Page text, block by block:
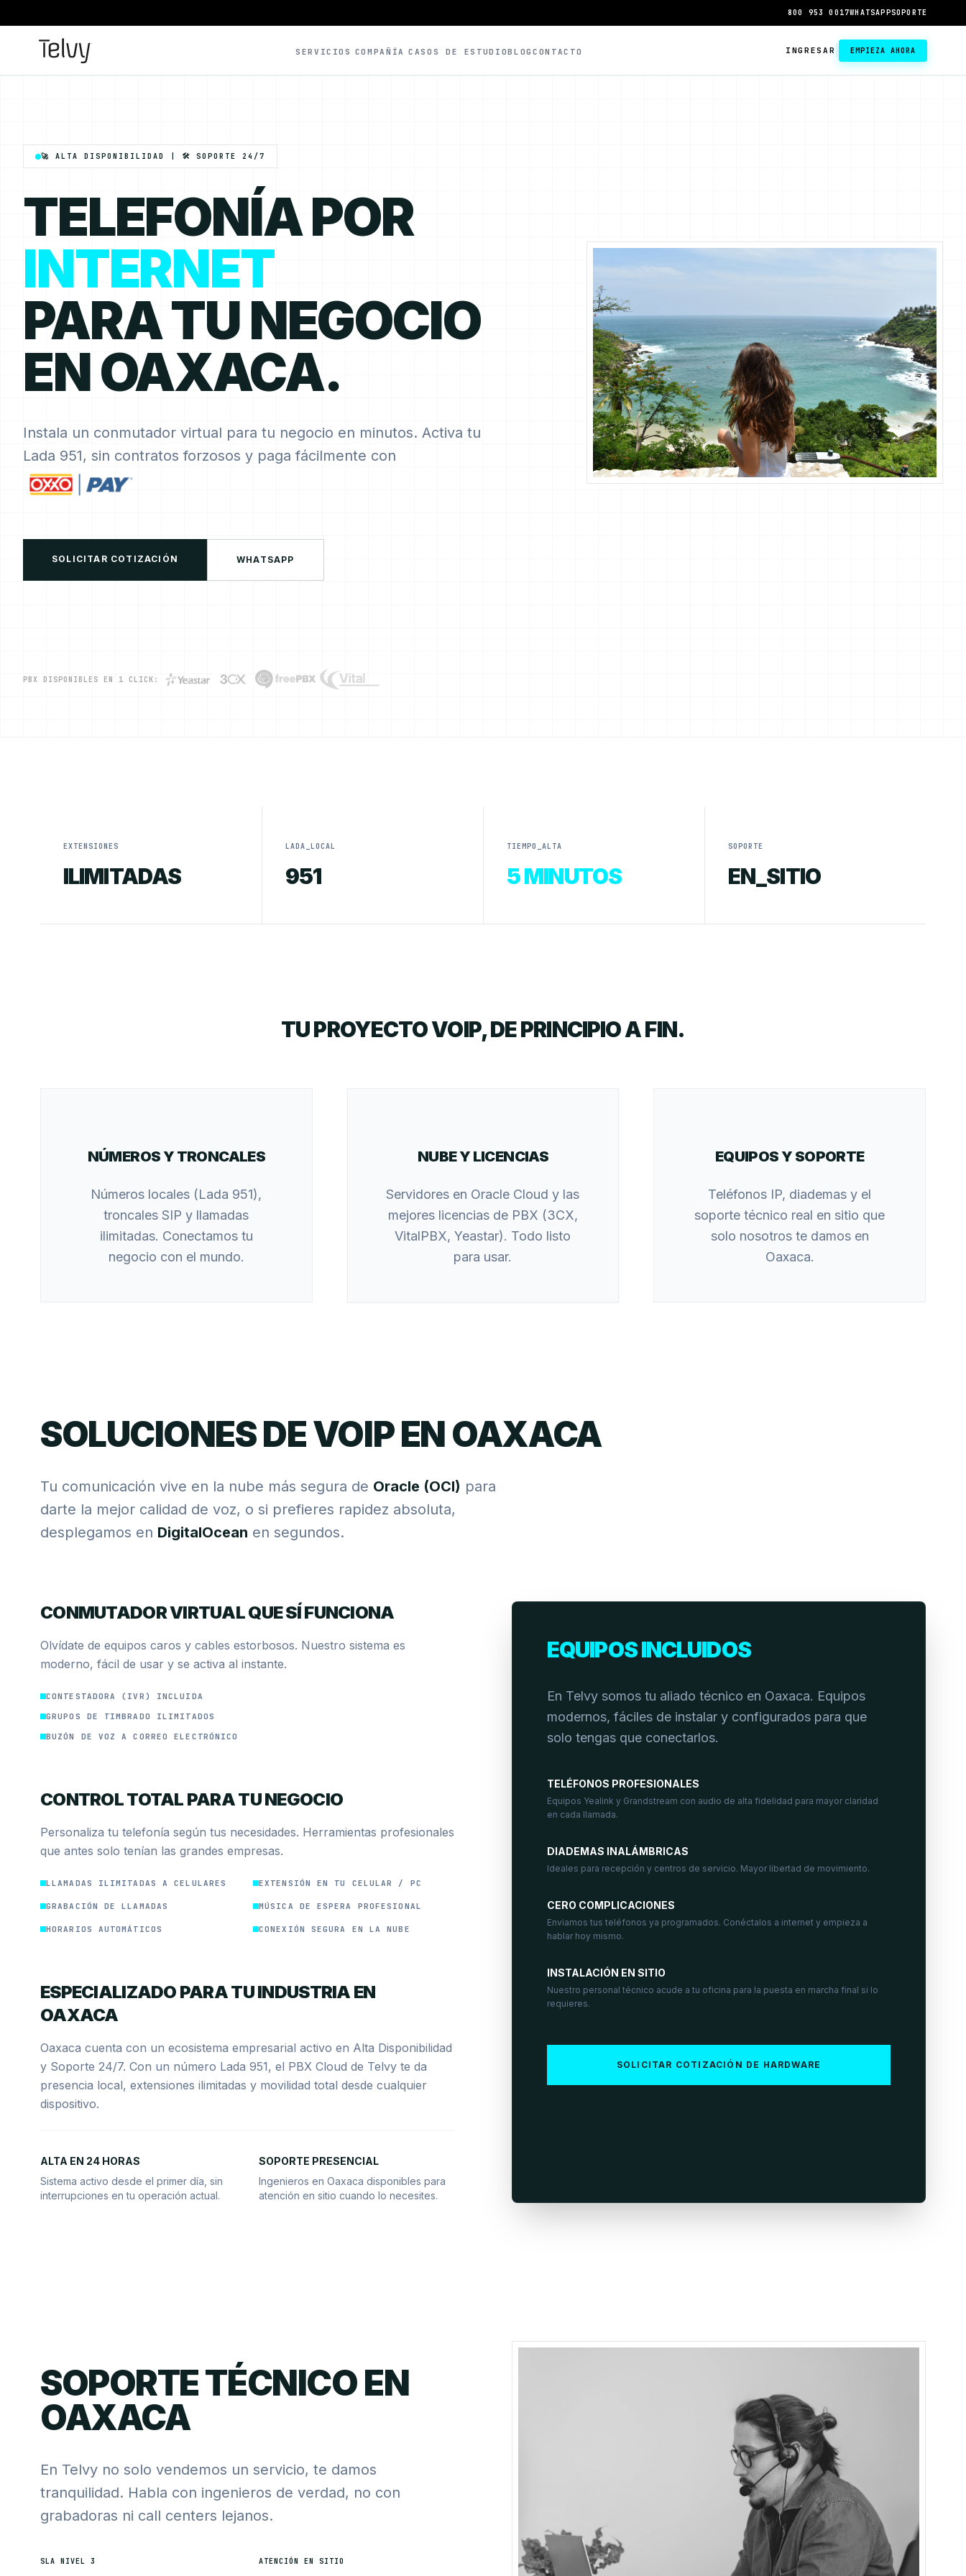
800 953 0017WHATSAPPSOPORTE
SERVICIOS COMPAÑÍA CASOS DE ESTUDIOBLOG CONTACTO INGRESAR EMPIEZA AHORA
🚀 ALTA DISPONIBILIDAD | 🛠️ SOPORTE 24/7
TELEFONÍA POR
INTERNET
PARA TU NEGOCIO
EN OAXACA.
Instala un conmutador virtual para tu negocio en minutos. Activa tu
Lada 951, sin contratos forzosos y paga fácilmente con
SOLICITAR COTIZACIÓN WHATSAPP
PBX DISPONIBLES EN 1 CLICK:
EXTENSIONES
ILIMITADAS
LADA_LOCAL
951
TIEMPO_ALTA
5 MINUTOS
SOPORTE
EN_SITIO
TU PROYECTO VOIP, DE PRINCIPIO A FIN.
NÚMEROS Y TRONCALES
Números locales (Lada 951),
troncales SIP y llamadas
ilimitadas. Conectamos tu
negocio con el mundo.
NUBE Y LICENCIAS
Servidores en Oracle Cloud y las
mejores licencias de PBX (3CX,
VitalPBX, Yeastar). Todo listo
para usar.
EQUIPOS Y SOPORTE
Teléfonos IP, diademas y el
soporte técnico real en sitio que
solo nosotros te damos en
Oaxaca.
SOLUCIONES DE VOIP EN OAXACA
Tu comunicación vive en la nube más segura de Oracle (OCI) para
darte la mejor calidad de voz, o si prefieres rapidez absoluta,
desplegamos en DigitalOcean en segundos.
CONMUTADOR VIRTUAL QUE SÍ FUNCIONA
Olvídate de equipos caros y cables estorbosos. Nuestro sistema es
moderno, fácil de usar y se activa al instante.
CONTESTADORA (IVR) INCLUIDA
GRUPOS DE TIMBRADO ILIMITADOS
BUZÓN DE VOZ A CORREO ELECTRÓNICO
CONTROL TOTAL PARA TU NEGOCIO
Personaliza tu telefonía según tus necesidades. Herramientas profesionales
que antes solo tenían las grandes empresas.
LLAMADAS ILIMITADAS A CELULARES EXTENSIÓN EN TU CELULAR / PC
GRABACIÓN DE LLAMADAS MÚSICA DE ESPERA PROFESIONAL
HORARIOS AUTOMÁTICOS CONEXIÓN SEGURA EN LA NUBE
ESPECIALIZADO PARA TU INDUSTRIA EN
OAXACA
Oaxaca cuenta con un ecosistema empresarial activo en Alta Disponibilidad
y Soporte 24/7. Con un número Lada 951, el PBX Cloud de Telvy te da
presencia local, extensiones ilimitadas y movilidad total desde cualquier
dispositivo.
ALTA EN 24 HORAS
Sistema activo desde el primer día, sin
interrupciones en tu operación actual.
SOPORTE PRESENCIAL
Ingenieros en Oaxaca disponibles para
atención en sitio cuando lo necesites.
EQUIPOS INCLUIDOS
En Telvy somos tu aliado técnico en Oaxaca. Equipos
modernos, fáciles de instalar y configurados para que
solo tengas que conectarlos.
TELÉFONOS PROFESIONALES
Equipos Yealink y Grandstream con audio de alta fidelidad para mayor claridad
en cada llamada.
DIADEMAS INALÁMBRICAS
Ideales para recepción y centros de servicio. Mayor libertad de movimiento.
CERO COMPLICACIONES
Enviamos tus teléfonos ya programados. Conéctalos a internet y empieza a
hablar hoy mismo.
INSTALACIÓN EN SITIO
Nuestro personal técnico acude a tu oficina para la puesta en marcha final si lo
requieres.
SOLICITAR COTIZACIÓN DE HARDWARE
SOPORTE TÉCNICO EN
OAXACA
En Telvy no solo vendemos un servicio, te damos
tranquilidad. Habla con ingenieros de verdad, no con
grabadoras ni call centers lejanos.
SLA NIVEL 3 ATENCIÓN EN SITIO